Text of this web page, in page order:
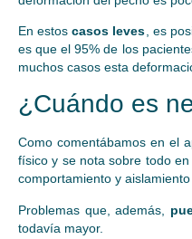
En estoscasos leves , es
es que el 95% de los
muchos casos esta
¿Cuándo es
Como comentábamos en el
físico y se nota sobre todo
comportamiento y
Problemas que, además,
todavía mayor.